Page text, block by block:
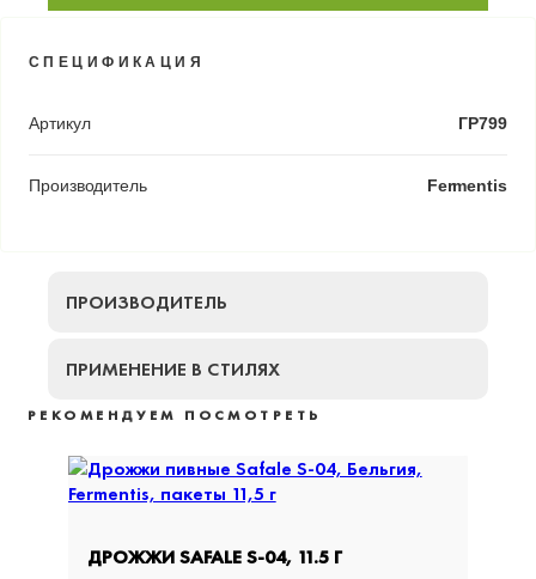
СПЕЦИФИКАЦИЯ
Артикул ГР799
Производитель Fermentis
ПРОИЗВОДИТЕЛЬ
ПРИМЕНЕНИЕ В СТИЛЯХ
РЕКОМЕНДУЕМ ПОСМОТРЕТЬ
ДРОЖЖИ SAFALE S-04, 11.5 Г